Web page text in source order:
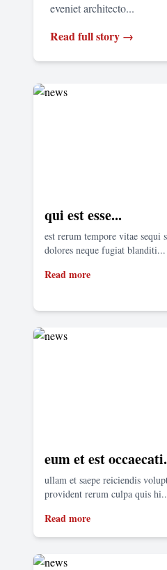
eveniet architecto...
Read full story →
qui est esse...
est rerum tempore vitae sequi
dolores neque fugiat blanditi...
Read more
eum et est
ullam et saepe reiciendis
provident rerum culpa quis
Read more